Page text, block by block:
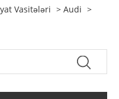
Vasitələri >Audi >